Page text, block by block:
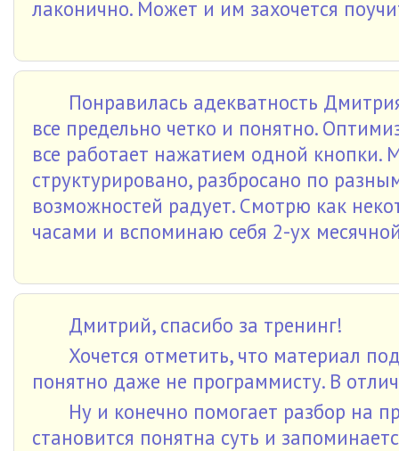
лаконично. Может и им захочется
Понравилась адекватность
все предельно четко и понятно.
все работает нажатием одной кнопки.
структурировано, разбросано по
возможностей радует. Смотрю как
часами и вспоминаю себя 2-ух
Дмитрий, спасибо за тренинг!
Хочется отметить, что материал
понятно даже не программисту. В
Ну и конечно помогает разбор на
становится понятна суть и